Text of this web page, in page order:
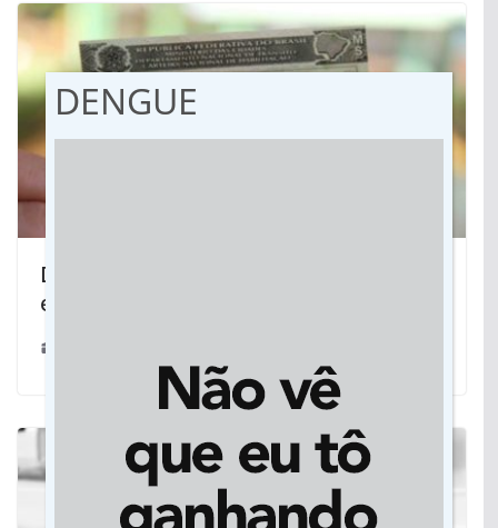
Detran disponibiliza atualização de
endereço pela internet
DENGUE